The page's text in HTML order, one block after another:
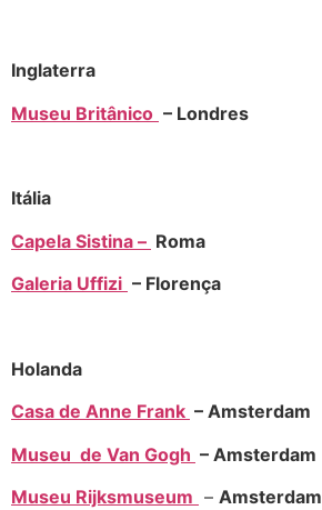
Inglaterra
Museu Britânico – Londres
Itália
Capela Sistina – Roma
Galeria Uffizi – Florença
Holanda
Casa de Anne Frank – Amsterdam
Museu de Van Gogh – Amsterdam
Museu Rijksmuseum – Amsterdam